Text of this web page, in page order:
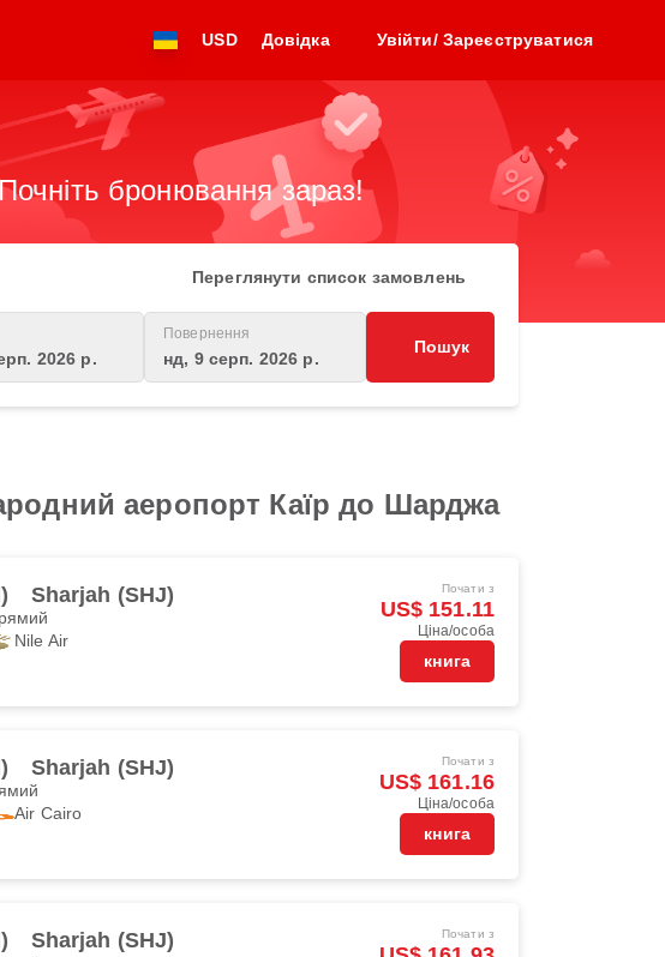
USD Довідка Увійти/ Зареєструватися
бронювання зараз!
Переглянути список замовлень
2026 р.
Повернення
нд, 9 серп. 2026 р.
Пошук
аеропорт Каїр до Шарджа
Sharjah (SHJ)
Nile Air
Почати з
US$ 151.11
Ціна/особа
книга
Sharjah (SHJ)
Air Cairo
Почати з
US$ 161.16
Ціна/особа
книга
Sharjah (SHJ) Почати з